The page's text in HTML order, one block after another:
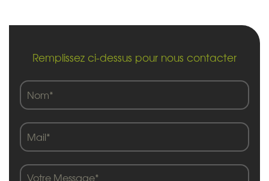
Remplissez ci-dessus pour nous contacter